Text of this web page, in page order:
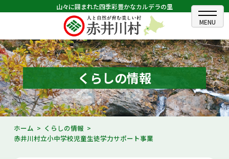
山々に囲まれた四季彩豊かなカルデラの里
ホーム
むらのできごと
むらのプロフィール
くらしの情報
村長室
くらしの情報
ホーム
くらしの情報
赤井川村立小中学校児童生徒学力サポート事業